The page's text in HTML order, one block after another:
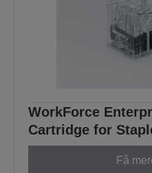
WorkForce
Cartridge for
Få